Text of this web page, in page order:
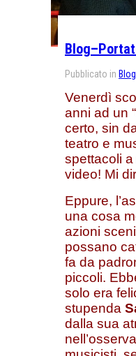
Pubblicato in Blog
Venerdì
anni ad un
certo, sin
teatro e
spettacoli
video! Mi
Eppure,
una cosa
azioni
possano
fa da
piccoli.
solo era
stupenda
dalla sua